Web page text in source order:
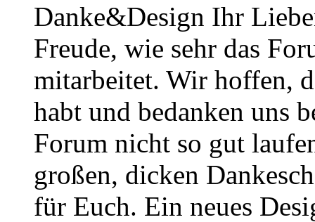
Danke&Design Ihr
Freude, wie sehr das
mitarbeitet. Wir hoffen,
habt und bedanken uns
Forum nicht so gut
großen, dicken
für Euch. Ein neues